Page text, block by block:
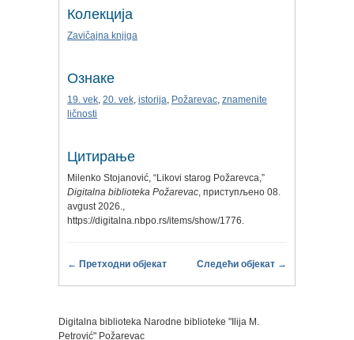
Колекција
Zavičajna knjiga
Ознаке
19. vek, 20. vek, istorija, Požarevac, znamenite
ličnosti
Цитирање
Milenko Stojanović, “Likovi starog Požarevca,”
Digitalna biblioteka Požarevac, приступљено 08.
avgust 2026.,
https://digitalna.nbpo.rs/items/show/1776.
← Претходни објекат Следећи објекат →
Digitalna biblioteka Narodne biblioteke "Ilija M.
Petrović" Požarevac